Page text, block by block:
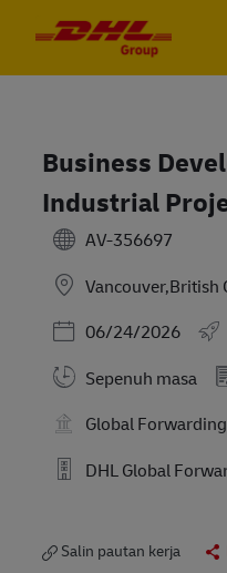
Business
Industrial
AV-356697
Vancouver,British
Posted Date
06/24/2026
Sepenuh masa
Global
DHL Global
Salin pautan kerja